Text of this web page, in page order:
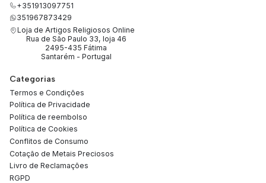
+351913097751
351967873429
Loja de Artigos Religiosos Online
Rua de São Paulo 33, loja 46
2495-435 Fátima
Santarém - Portugal
Categorias
Termos e Condições
Política de Privacidade
Política de reembolso
Política de Cookies
Conflitos de Consumo
Cotação de Metais Preciosos
Livro de Reclamações
RGPD